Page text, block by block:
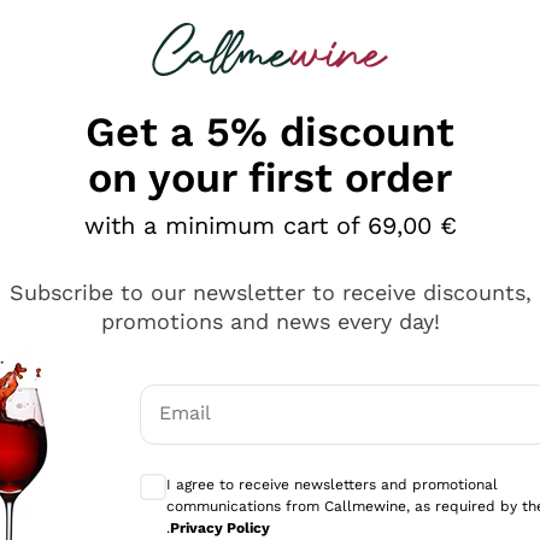
looking for
è male ma secondo me ci sono alternative che
Get a 5% discount
on your first order
with a minimum cart of 69,00 €
Subscribe to our newsletter to receive discounts,
promotions and news every day!
Email
I agree to receive newsletters and promotional
communications from Callmewine, as required by
.Privacy Policy